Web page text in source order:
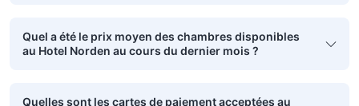
Quel a été le prix moyen des chambres disponibles
au Hotel Norden au cours du dernier mois ?
Quelles sont les cartes de paiement acceptées au